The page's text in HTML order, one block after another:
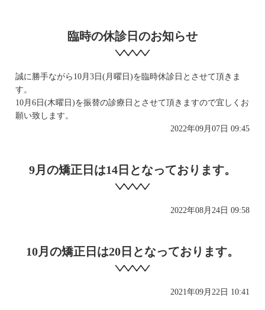
臨時の休診日のお知らせ
誠に勝手ながら10月3日(月曜日)を臨時休診日とさせて頂きま
す。
10月6日(木曜日)を振替の診療日とさせて頂きますので宜しくお
願い致します。
2022年09月07日 09:45
9月の矯正日は14日となっております。
2022年08月24日 09:58
10月の矯正日は20日となっております。
2021年09月22日 10:41